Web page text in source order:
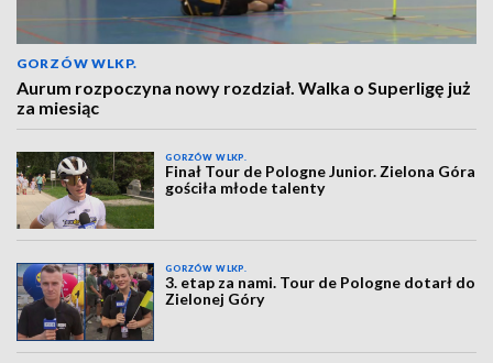
GORZÓW WLKP.
Aurum rozpoczyna nowy rozdział. Walka o Superligę już
za miesiąc
GORZÓW WLKP.
Finał Tour de Pologne Junior. Zielona Góra
gościła młode talenty
GORZÓW WLKP.
3. etap za nami. Tour de Pologne dotarł do
Zielonej Góry